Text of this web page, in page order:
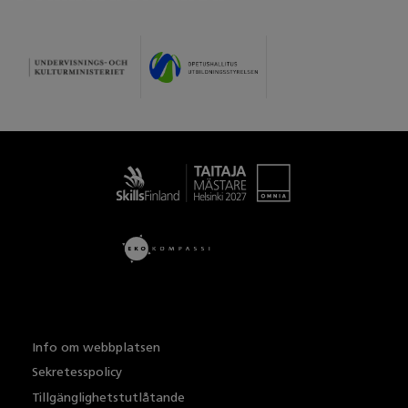
Info om webbplatsen
Sekretesspolicy
Tillgänglighetstutlåtande